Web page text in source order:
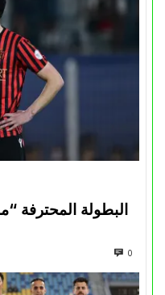
البطولة المحترفة
0